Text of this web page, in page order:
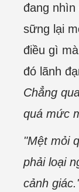
đang nhìn
sững lại
điều gì
đó lãnh
Chẳng
quá mức
"Mệt mỏi
phải loại
cảnh